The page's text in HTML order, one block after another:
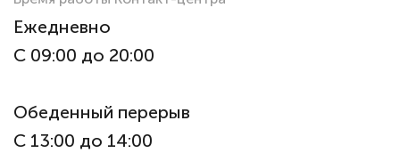
Ежедневно
С 09:00 до 20:00
Обеденный перерыв
С 13:00 до 14:00